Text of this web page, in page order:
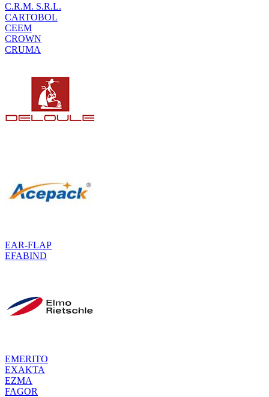
C.R.M. S.R.L.
CARTOBOL
CEEM
CROWN
CRUMA
EAR-FLAP
EFABIND
EMERITO
EXAKTA
EZMA
FAGOR